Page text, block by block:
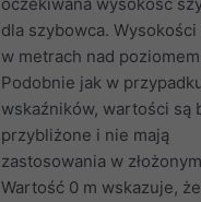
dla szybowca.
w metrach nad
Podobnie jak w
wskaźników, wartości są
przybliżone i nie mają
zastosowania w
Wartość 0 m wskazuje,